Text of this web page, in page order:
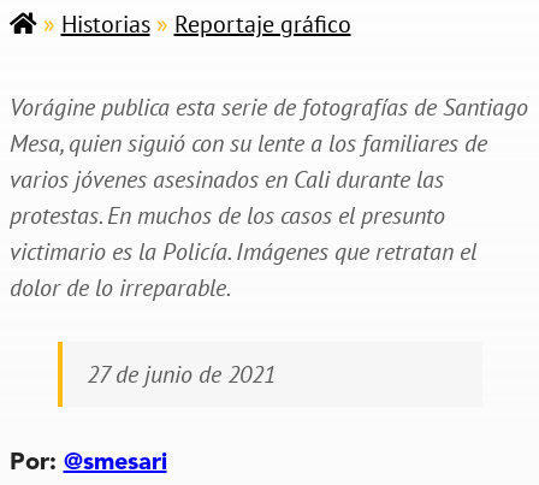
» Historias» Reportaje gráfico
Vorágine publica esta serie de fotografías de Santiago
Mesa, quien siguió con su lente a los familiares de
varios jóvenes asesinados en Cali durante las
protestas. En muchos de los casos el presunto
victimario es la Policía. Imágenes que retratan el
dolor de lo irreparable.
27 de junio de 2021
Por: @smesari